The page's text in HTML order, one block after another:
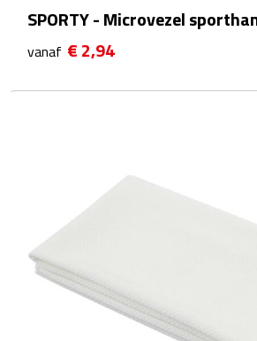
Kalenders
Beurs & Evenementen
Naambadges & naamkaarthouders
Stickers
Visitekaartjes
SPORTY - Microvezel
vanaf € 2,94